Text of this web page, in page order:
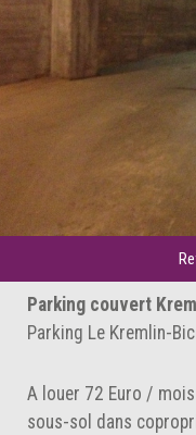
Parking couvert
Parking Le Kremlin-
A louer 72 Euro /
sous-sol dans